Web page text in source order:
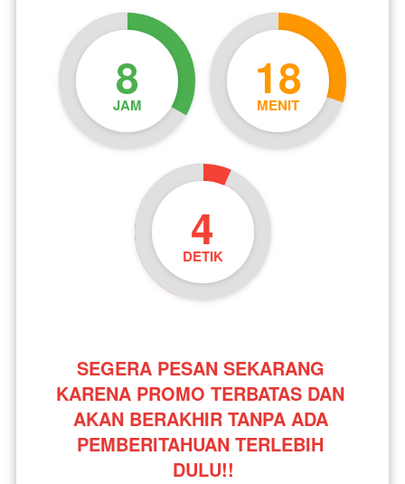
8
JAM 18
MENIT
4
DETIK
SEGERA PESAN SEKARANG
KARENA PROMO TERBATAS DAN
AKAN BERAKHIR TANPA ADA
PEMBERITAHUAN TERLEBIH
DULU!!